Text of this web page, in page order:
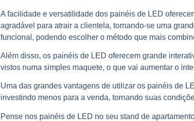
A facilidade e versatilidade dos painéis de LED
agradável para atrair a clientela, tornando-se uma
funcional, podendo escolher o método que mais
Além disso, os painéis de LED oferecem grande
vistos numa simples maquete, o que vai aumentar o
Uma das grandes vantagens de utilizar os painéis de
investindo menos para a venda, tornando suas
Pense nos painéis de LED no seu stand de